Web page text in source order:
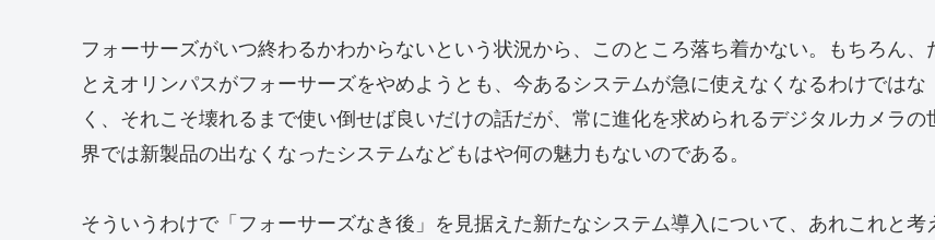
フォーサーズがいつ終わるかわからないという状況から、このところ落ち着かない。もちろん、
とえオリンパスがフォーサーズをやめようとも、今あるシステムが急に使えなくなるわけではな
く、それこそ壊れるまで使い倒せば良いだけの話だが、常に進化を求められるデジタルカメラの
界では新製品の出なくなったシステムなどもはや何の魅力もないのである。
そういうわけで「フォーサーズなき後」を見据えた新たなシステム導入について、あれこれと考